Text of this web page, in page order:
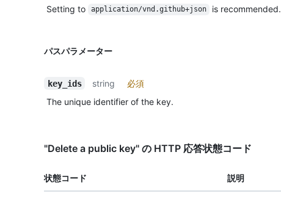
Setting to
application/vnd.github+json is recommended.
パスパラメーター
key_ids string
必須
The unique identifier of the key.
"Delete a public key" の HTTP 応答状態コード
状態コード 説明